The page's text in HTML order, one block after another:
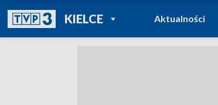
KIELCEPOWRÓT DO
TVP REGIONY
Aktualności